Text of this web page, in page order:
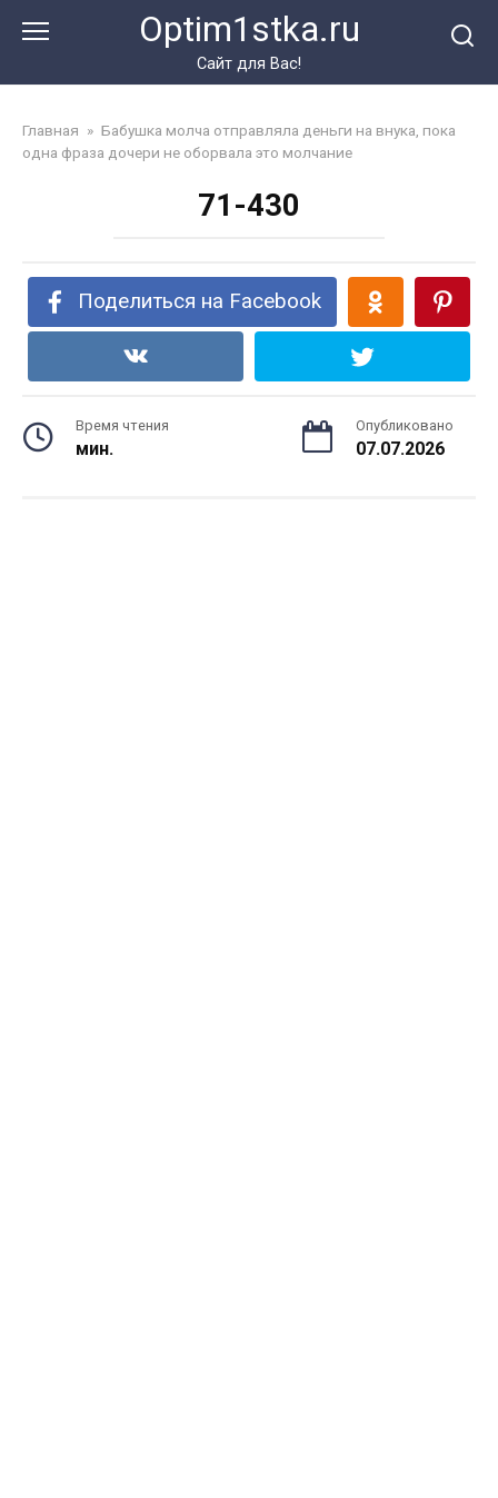
Optim1stka.ru
Сайт для Вас!
Главная » Бабушка молча отправляла деньги на внука, пока
одна фраза дочери не оборвала это молчание
71-430
Поделиться на Facebook
Время чтения
мин.
Опубликовано
07.07.2026